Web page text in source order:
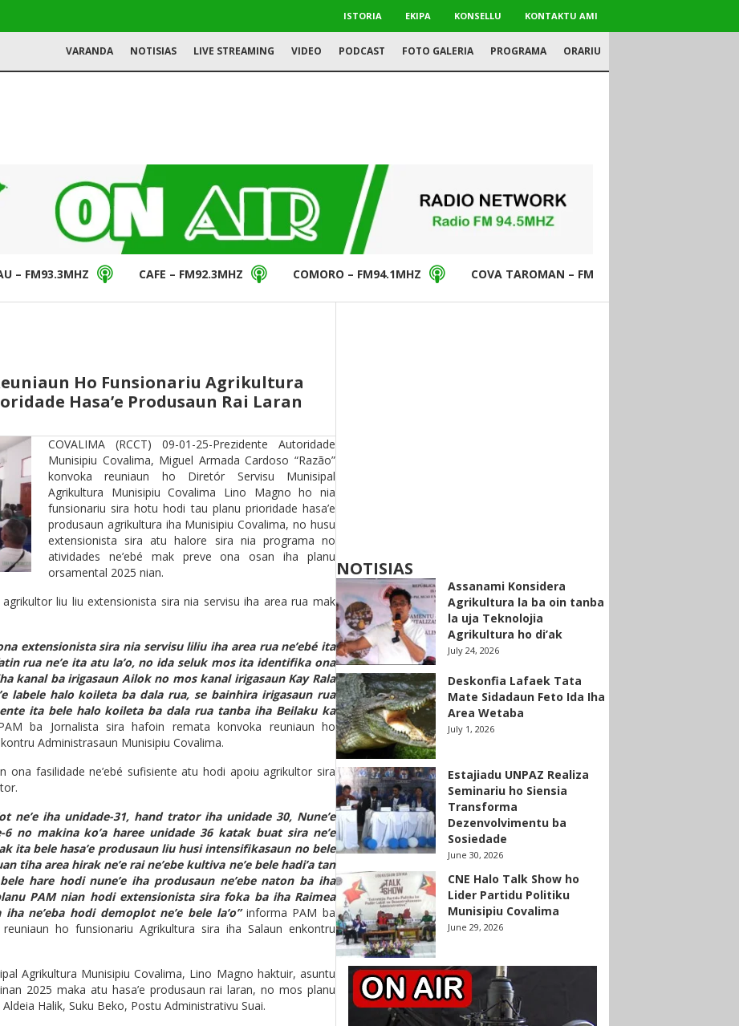
ISTORIA EKIPA KONSELLU KONTAKTU AMI
VARANDA NOTISIAS LIVE STREAMING VIDEO PODCAST FOTO GALERIA PROGRAMA ORARIU
– FM93.3MHZ CAFE – FM92.3MHZ COMORO – FM94.1MHZ COVA TAROMAN – FM94.5MHZ
Ho Funsionariu Agrikultura
Hasa’e Produsaun Rai Laran
COVALIMA ­(RCCT) 09-01-25-Prezidente Autoridade
Munisipiu Covalima, Miguel Armada Cardoso “Razão”
konvoka reuniaun ho Diretór Servisu Munisipal
Agrikultura Munisipiu Covalima Lino Magno ho nia
funsionariu sira hotu hodi tau planu prioridade hasa’e
produsaun agrikultura iha Munisipiu Covalima, no husu
extensionista sira atu halore sira nia programa no
atividades ne’ebé mak preve ona osan iha planu
orsamental 2025 nian.
liu liu extensionista sira nia servisu iha area rua mak
extensionista sira nia servisu liliu iha area rua ne’ebé ita
rua ne’e ita atu la’o, no ida seluk mos ita identifika ona
kanal ba irigasaun Ailok no mos kanal irigasaun Kay Rala
labele halo koileta ba dala rua, se bainhira irigasaun rua
ita bele halo koileta ba dala rua tanba iha Beilaku ka
ba Jornalista sira hafoin remata konvoka reuniaun ho
Administrasaun Munisipiu Covalima.
ona fasilidade ne’ebé sufisiente atu hodi apoiu agrikultor sira
ne’e iha unidade-31, hand trator iha unidade 30, Nune’e
no makina ko’a haree unidade 36 katak buat sira ne’e
ita bele hasa’e produsaun liu husi intensifikasaun no bele
tiha area hirak ne’e rai ne’ebe kultiva ne’e bele hadi’a tan
hare hodi nune’e iha produsaun ne’ebe naton ba iha
PAM nian hodi extensionista sira foka ba iha Raimea
ne’eba hodi demoplot ne’e bele la’o”informa PAM ba
ho funsionariu Agrikultura sira iha Salaun enkontru
Agrikultura Munisipiu Covalima, Lino Magno haktuir, asuntu
2025 maka atu hasa’e produsaun rai laran, no mos planu
Halik, Suku Beko, Postu Administrativu Suai.
NOTISIAS
Assanami Konsidera
Agrikultura la ba oin tanba
la uja Teknolojia
Agrikultura ho di’ak
July 24, 2026
Deskonfia Lafaek Tata
Mate Sidadaun Feto Ida Iha
Area Wetaba
July 1, 2026
Estajiadu UNPAZ Realiza
Seminariu ho Siensia
Transforma
Dezenvolvimentu ba
Sosiedade
June 30, 2026
CNE Halo Talk Show ho
Lider Partidu Politiku
Munisipiu Covalima
June 29, 2026